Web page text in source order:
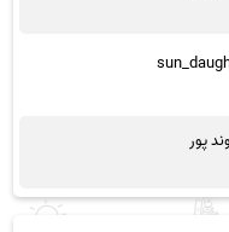
پور